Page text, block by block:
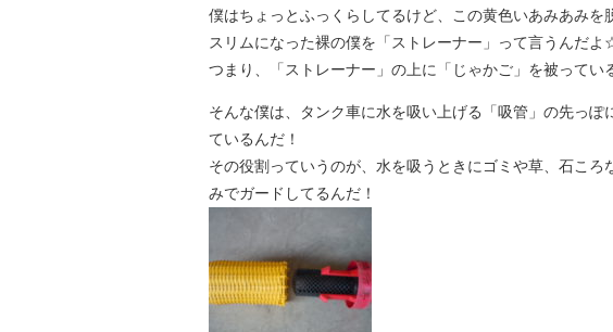
僕はちょっとふっくらしてるけど、この黄色いあみあみ
スリムになった裸の僕を「ストレーナー」って言うんだよ
つまり、「ストレーナー」の上に「じゃかご」を被って
そんな僕は、タンク車に水を吸い上げる「吸管」の先っ
ているんだ！
その役割っていうのが、水を吸うときにゴミや草、石こ
みでガードしてるんだ！